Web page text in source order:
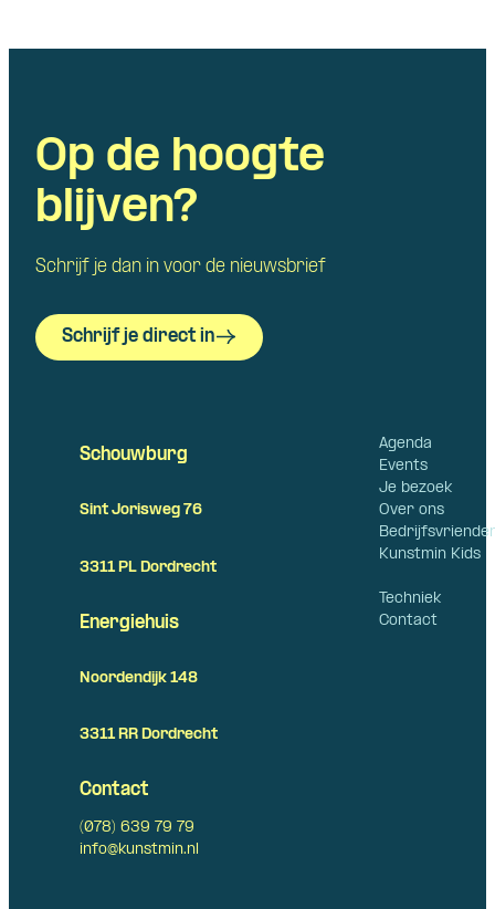
Op de hoogte
blijven?
Schrijf je dan in voor de nieuwsbrief
Schrijf je direct in
Agenda
Events
Je bezoek
Over ons
Kunstmin Kids
Techniek
Contact
Schouwburg
Sint Jorisweg 76
3311 PL Dordrecht
Energiehuis
Noordendijk 148
3311 RR Dordrecht
Contact
(078) 639 79 79
info@kunstmin.nl